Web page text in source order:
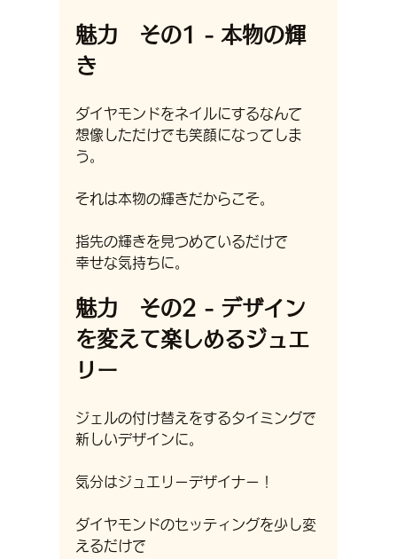
魅力　その1 - 本物の輝
き
ダイヤモンドをネイルにするなんて
想像しただけでも笑顔になってしま
う。
それは本物の輝きだからこそ。
指先の輝きを見つめているだけで
幸せな気持ちに。
魅力　その2 - デザイン
を変えて楽しめるジュエ
リー
ジェルの付け替えをするタイミングで
新しいデザインに。
気分はジュエリーデザイナー！
ダイヤモンドのセッティングを少し変
えるだけで